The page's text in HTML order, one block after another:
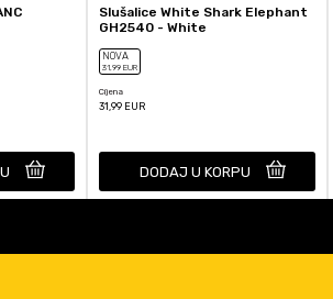
Slušalice White Shark Elephant
GH2540 - White
NOVA
31,99 EUR
Cijena
31,99 EUR
DODAJ U KORPU